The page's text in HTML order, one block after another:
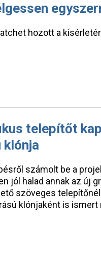
hozott a
telepítőt
számolt be a
jól halad annak az új
szöveges
klónjaként is ismert